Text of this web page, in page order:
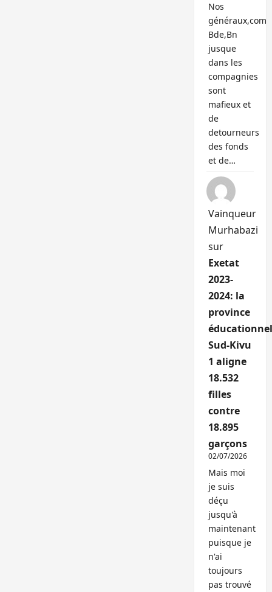
Nos
généraux,com
Bde,Bn
jusque
dans les
compagnies
sont
mafieux et
de
detourneurs
des fonds
et de…
Vainqueur
Murhabazi
sur
Exetat
2023-
2024: la
province
Sud-Kivu
1 aligne
18.532
filles
contre
18.895
garçons
02/07/2026
Mais moi
je suis
déçu
jusqu'à
maintenant
puisque je
n'ai
toujours
pas trouvé